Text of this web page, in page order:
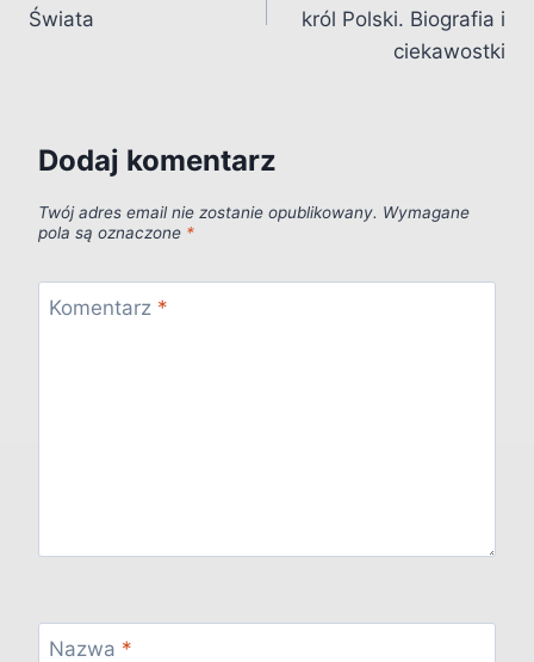
Świata
król Polski. Biografia i
ciekawostki
Dodaj komentarz
Twój adres email nie zostanie opublikowany. Wymagane
pola są oznaczone *
Komentarz *
Nazwa *